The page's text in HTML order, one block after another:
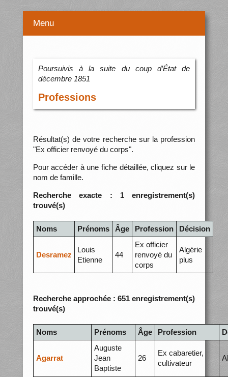
Menu
Poursuivis à la suite du coup d’État de
décembre 1851
Professions
Résultat(s) de votre recherche sur la profession
"Ex officier renvoyé du corps".
Pour accéder à une fiche détaillée, cliquez sur le
nom de famille.
Recherche exacte : 1 enregistrement(s)
trouvé(s)
Noms Prénoms Âge Profession Décision
Desramez
Louis
Etienne
44
Ex officier
renvoyé du
corps
Algérie
plus
Recherche approchée : 651 enregistrement(s)
trouvé(s)
Noms Prénoms Âge Profession
Agarrat
Auguste
Jean
Baptiste
26
Ex cabaretier,
cultivateur